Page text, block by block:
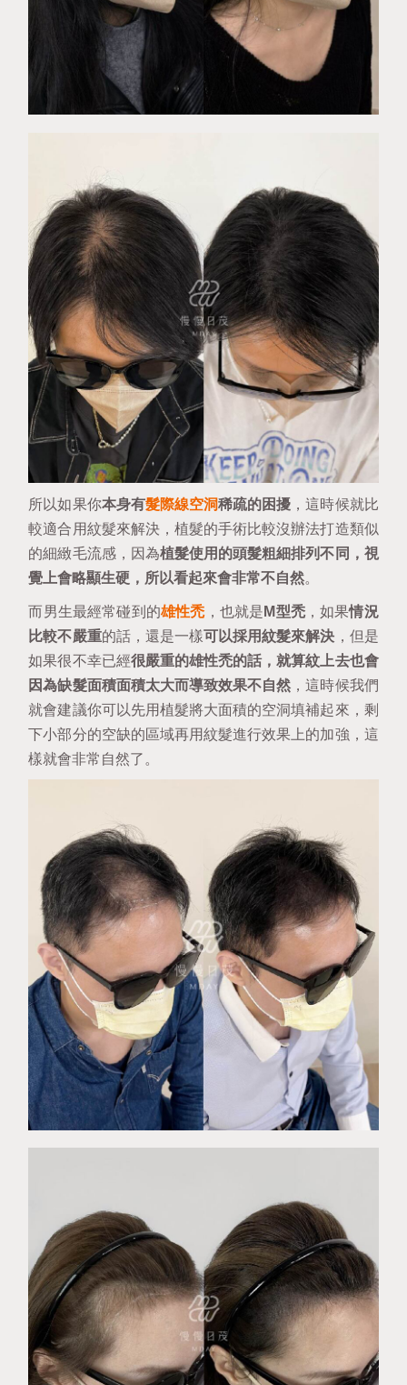
所以如果你本身有髮際線空洞稀疏的困擾 ，這時候就比
較適合用紋髮來解決，植髮的手術比較沒辦法打造類似
的細緻毛流感，因為植髮使用的頭髮粗細排列不同，視
覺上會略顯生硬，所以看起來會非常不自然。
而男生最經常碰到的雄性禿，也就是 M型禿，如果情況
比較不嚴重的話，還是一樣可以採用紋髮來解決 ，但是
如果很不幸已經很嚴重的雄性禿的話，就算紋上去也會
因為缺髮面積面積太大而導致效果不自然 ，這時候我們
就會建議你可以先用植髮將大面積的空洞填補起來，剩
下小部分的空缺的區域再用紋髮進行效果上的加強，這
樣就會非常自然了。